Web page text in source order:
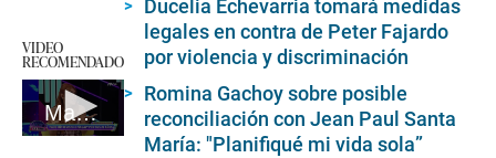
VIDEO
RECOMENDADO
Magaly Medina se quiebra y hace revelación sobre su padre
Ducelia Echevarria tomará medidas
legales en contra de Peter Fajardo
por violencia y discriminación
Romina Gachoy sobre posible
reconciliación con Jean Paul Santa
María: "Planifiqué mi vida sola”